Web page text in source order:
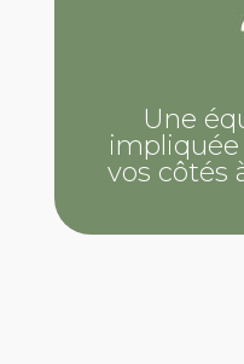
Une
impliquée
vos côtés